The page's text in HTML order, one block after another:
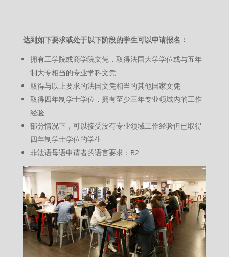
达到如下要求或处于以下阶段的学生可以申请报名：
拥有工学院或商学院文凭，取得法国大学学位或与五年
制大专相当的专业学科文凭
取得与以上要求的法国文凭相当的其他国家文凭
取得四年制学士学位，拥有至少三年专业领域内的工作
经验
部分情况下，可以接受没有专业领域工作经验但已取得
四年制学士学位的学生
非法语母语申请者的语言要求： B2